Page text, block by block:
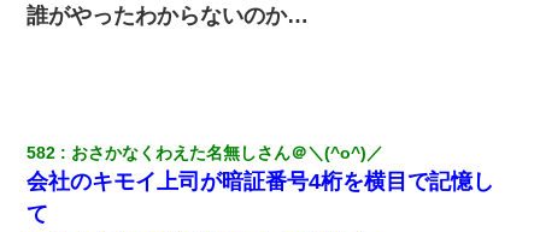
生保レディと行為する為に駆け引きしてみた結果ｗｗｗｗｗｗｗ
ｗｗｗｗｗ
22歳の頃、父に36歳の男性とお見合いをしてくれと頼まれた。父
の親会社の経営者の息子さんだったので、父も喜んで私の写真を
送ったんだが→
誰がやったわからないのか…
582 おさかなくわえた名無しさん＠＼(^o^)／
会社のキモイ上司が暗証番号4桁を横目で記憶し
て